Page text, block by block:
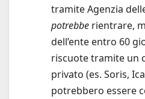
tramite Agenzia
potrebbe rientrare,
dell’ente entro 60
riscuote tramite un
privato (es. Soris,
potrebbero essere